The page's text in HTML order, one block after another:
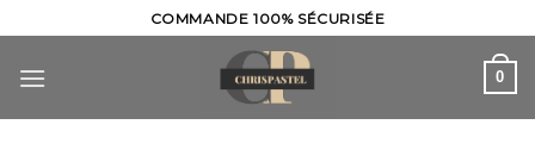
to
content
COMMANDE 100% SÉCURISÉE
0